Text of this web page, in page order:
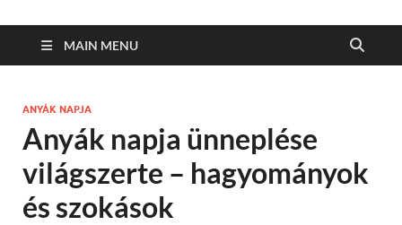
MAIN MENU
ANYÁK NAPJA
Anyák napja ünneplése
világszerte – hagyományok
és szokások